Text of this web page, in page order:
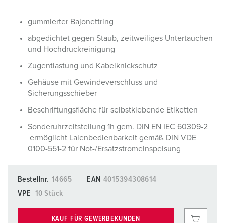
gummierter Bajonettring
abgedichtet gegen Staub, zeitweiliges Untertauchen
und Hochdruckreinigung
Zugentlastung und Kabelknickschutz
Gehäuse mit Gewindeverschluss und
Sicherungsschieber
Beschriftungsfläche für selbstklebende Etiketten
Sonderuhrzeitstellung 1h gem. DIN EN IEC 60309-2
ermöglicht Laienbedienbarkeit gemäß DIN VDE
0100-551-2 für Not-/Ersatzstromeinspeisung
Bestellnr. 14665 EAN 4015394308614
VPE
10 Stück
KAUF FÜR GEWERBEKUNDEN